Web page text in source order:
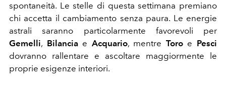
spontaneità. Le stelle di questa settimana premiano
chi accetta il cambiamento senza paura. Le energie
astrali saranno particolarmente favorevoli per
Gemelli, Bilanciae Acquario, mentre Toroe Pesci
dovranno rallentare e ascoltare maggiormente le
proprie esigenze interiori.